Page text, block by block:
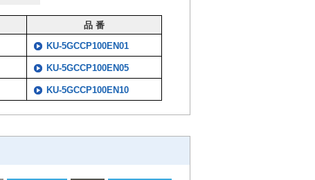
品 番
KU-5GCCP100EN01
KU-5GCCP100EN05
KU-5GCCP100EN10